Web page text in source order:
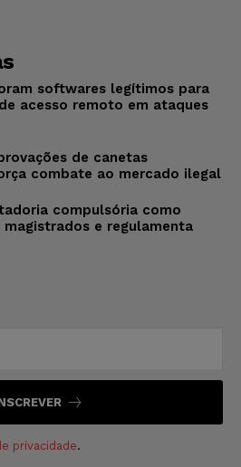
softwares legítimos para
acesso remoto em ataques
de canetas
combate ao mercado ilegal
compulsória como
e regulamenta
privacidade.